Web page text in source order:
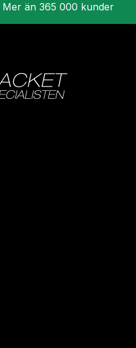
Mer än 365 000 kunder